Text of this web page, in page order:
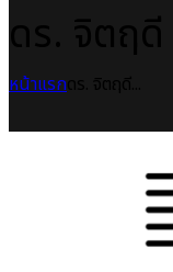
หน้าแรก